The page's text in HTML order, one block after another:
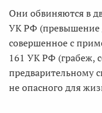
Они обвиняются в
УК РФ (превышение
совершенное с
161 УК РФ (грабеж,
предварительному
не опасного для